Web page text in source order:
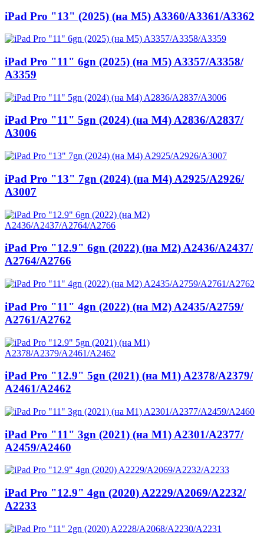
iPad Pro "13" (2025) (на M5) A3360/A3361/A3362
iPad Pro "11" 6gn (2025) (на М5) A3357/A3358/
A3359
iPad Pro "11" 5gn (2024) (на М4) A2836/A2837/
A3006
iPad Pro "13" 7gn (2024) (на M4) A2925/A2926/
A3007
iPad Pro "12.9" 6gn (2022) (на M2) A2436/A2437/
A2764/A2766
iPad Pro "11" 4gn (2022) (на М2) A2435/A2759/
A2761/A2762
iPad Pro "12.9" 5gn (2021) (на M1) A2378/A2379/
A2461/A2462
iPad Pro "11" 3gn (2021) (на М1) A2301/A2377/
A2459/A2460
iPad Pro "12.9" 4gn (2020) A2229/A2069/A2232/
A2233